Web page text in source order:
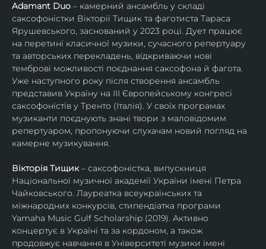
Adamant Duo – камерний ансамбль у складі
саксофоністки Вікторії Тищик та фаготиста Тараса
Ярушевського, заснований у 2023 році. Дует працює
на перетині класичної музики, сучасного репертуару
та авторських перекладень, відкриваючи нові
темброві можливості поєднання саксофона й фагота.
Уже наступного року після створення ансамбль
представив Україну на ІІІ Європейському конгресі
саксофоністів у Тренто (Італія). У своїх програмах
музиканти поєднують знані твори з маловідомим
репертуаром, пропонуючи слухачам новий погляд на
камерне музикування.
Вікторія Тищик – саксофоністка, випускниця
Національної музичної академії України імені Петра
Чайковського. Лауреатка всеукраїнських та
міжнародних конкурсів, стипендіатка програми
Yamaha Music Gulf Scholarship (2019). Активно
концертує в Україні та за кордоном, а також
продовжує навчання в Університеті музики імені